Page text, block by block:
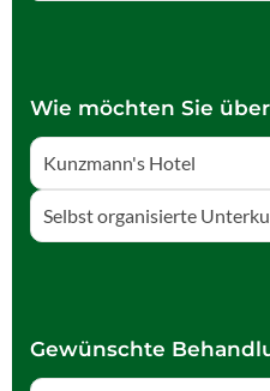
Wie möchten Sie
Kunzmann's Hotel
Selbst organisierte
Gewünschte